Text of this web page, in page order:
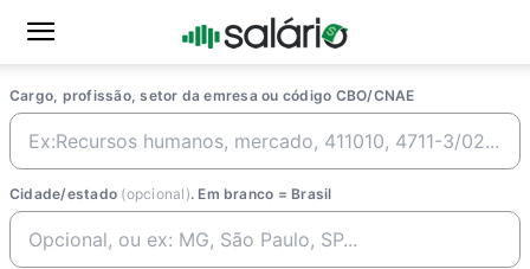
Cargo, profissão, setor da emresa ou código CBO/CNAE
Cidade/estado (opcional). Em branco = Brasil